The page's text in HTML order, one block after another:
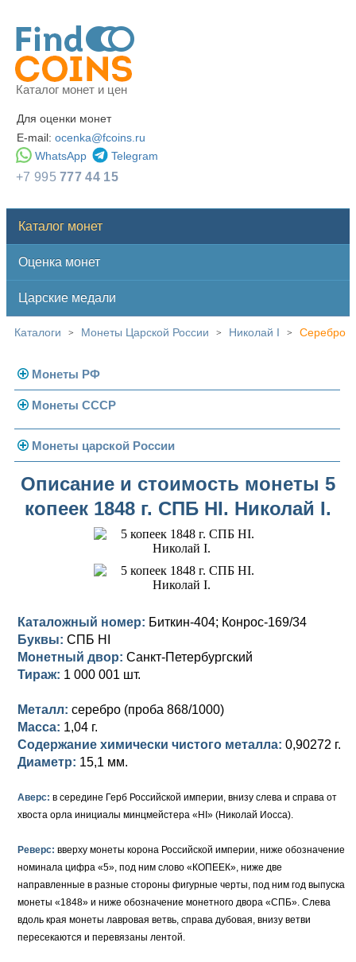
Каталог монет и цен
Для оценки монет
E-mail: ocenka@fcoins.ru
WhatsApp
Telegram
+7 995777 44 15
Каталог монет
Оценка монет
Царские медали
Каталоги > Монеты Царской России > Николай I > Серебро
Монеты РФ
Современная Россия
Монеты 1991-1993 гг.
Монеты СССР
Погодовка СССР
Монеты 1958 года
Золотые червонцы
Памятные и юбилейные
Монеты царской России
Николай II (1894-1917)
Золото
Для Финляндии
Памятные и донативные
Александр III (1881-1894)
Для Финляндии
Памятные и донативные
Александр II (1855-1881)
Медь
Для Финляндии
Памятные и донативные
Николай I (1825-1855)
Серебро
Медь
Для Грузии
Русско-Польские
Для Польши
Памятные и донативные
Золото
Серебро
Медь
Для Грузии
Для Польши
Павел I (1796-1801)
Золото
Серебро
Медь
Екатерина II (1762-1796)
Золото
Серебро
Сибирские монеты
Таврические монеты
Петр III (1762)
Золото
Серебро
Для Пруссии
Ливонезы
Альбертусталер
Иоанн Антонович (1740-1741)
Анна Иоанновна (1730-1740)
Екатерина I (1725-1727)
Петр I (1682-1725)
Золото
Описание и стоимость монеты 5
копеек 1848 г. СПБ HI. Николай I.
Каталожный номер: Биткин-404; Конрос-169/34
Буквы: СПБ HI
Монетный двор: Санкт-Петербургский
Тираж: 1 000 001 шт.
Металл: серебро (проба 868/1000)
Масса: 1,04 г.
Содержание химически чистого металла: 0,90272 г.
Диаметр: 15,1 мм.
Аверс: в середине Герб Российской империи, внизу слева и справа от
хвоста орла инициалы минцмейстера «HI» (Николай Иосса).
Реверс: вверху монеты корона Российской империи, ниже обозначение
номинала цифра «5», под ним слово «КОПЕЕК», ниже две
направленные в разные стороны фигурные черты, под ним год выпуска
монеты «1848» и ниже обозначение монетного двора «СПБ». Слева
вдоль края монеты лавровая ветвь, справа дубовая, внизу ветви
пересекаются и перевязаны лентой.